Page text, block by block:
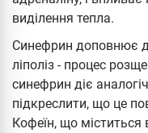
виділення тепла.
Синефрин доповнює
ліполіз - процес
синефрин діє
підкреслити, що це
Кофеїн, що міститься